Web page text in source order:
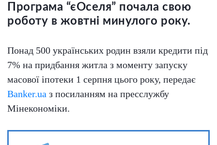
Програма “єОселя” почала свою
роботу в жовтні минулого року.
Понад 500 українських родин взяли кредити під
7% на придбання житла з моменту запуску
масової іпотеки 1 серпня цього року, передає
Banker.ua з посиланням на пресслужбу
Мінекономіки.